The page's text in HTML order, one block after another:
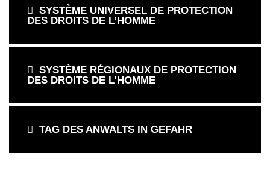
SYSTÈME UNIVERSEL DE PROTECTION
DES DROITS DE L’HOMME
SYSTÈME RÉGIONAUX DE PROTECTION
DES DROITS DE L’HOMME
TAG DES ANWALTS IN GEFAHR